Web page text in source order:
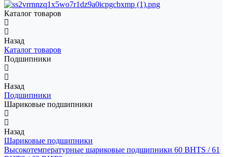
Каталог товаров
Назад
Каталог товаров
Подшипники
Назад
Подшипники
Шариковые подшипники
Назад
Шариковые подшипники
Высокотемпературные шариковые подшипники 60 BHTS / 61